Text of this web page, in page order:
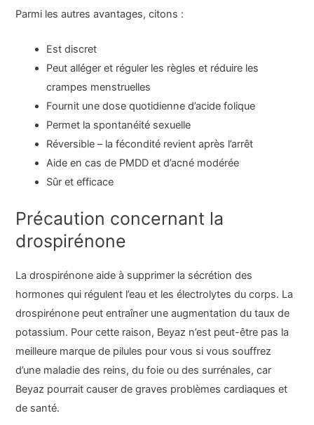
Parmi les autres avantages, citons :
Est discret
Peut alléger et réguler les règles et réduire les
crampes menstruelles
Fournit une dose quotidienne d’acide folique
Permet la spontanéité sexuelle
Réversible – la fécondité revient après l’arrêt
Aide en cas de PMDD et d’acné modérée
Sûr et efficace
Précaution concernant la
drospirénone
La drospirénone aide à supprimer la sécrétion des
hormones qui régulent l’eau et les électrolytes du corps. La
drospirénone peut entraîner une augmentation du taux de
potassium. Pour cette raison, Beyaz n’est peut-être pas la
meilleure marque de pilules pour vous si vous souffrez
d’une maladie des reins, du foie ou des surrénales, car
Beyaz pourrait causer de graves problèmes cardiaques et
de santé.